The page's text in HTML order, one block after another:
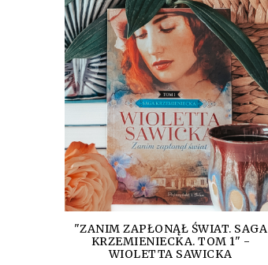
"ZANIM ZAPŁONĄŁ ŚWIAT. SAGA
KRZEMIENIECKA. TOM 1" -
WIOLETTA SAWICKA